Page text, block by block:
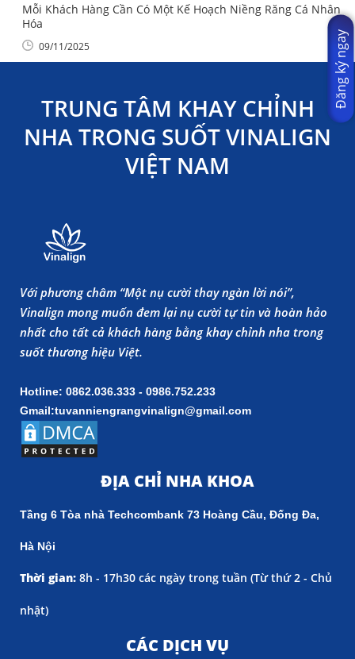
Mỗi Khách Hàng Cần Có Một Kế Hoạch Niềng Răng Cá Nhân
Hóa
09/11/2025
TRUNG TÂM KHAY CHỈNH
NHA TRONG SUỐT VINALIGN
VIỆT NAM
Với phương châm “Một nụ cười thay ngàn lời nói”,
Vinalign mong muốn đem lại nụ cười tự tin và hoàn hảo
nhất cho tất cả khách hàng bằng khay chỉnh nha trong
suốt thương hiệu Việt.
Hotline: 0862.036.333 - 0986.752.233
Gmail:tuvanniengrangvinalign@gmail.com
ĐỊA CHỈ NHA KHOA
Tầng 6 Tòa nhà Techcombank 73 Hoàng Cầu, Đống Đa,
Hà Nội
Thời gian: 8h - 17h30 các ngày trong tuần (Từ thứ 2 - Chủ
nhật)
CÁC DỊCH VỤ
Đăng ký ngay